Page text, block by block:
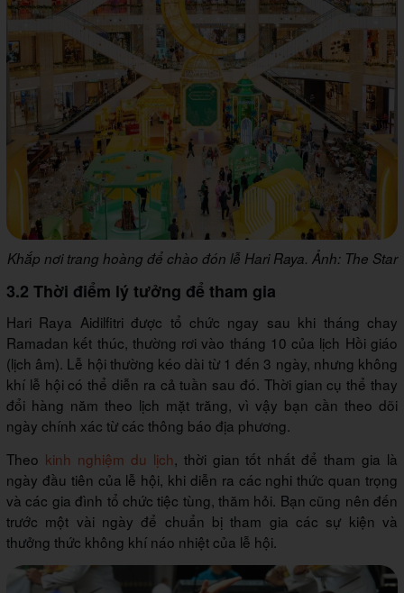
Khắp nơi trang hoàng để chào đón lễ Hari Raya. Ảnh: The Star
3.2 Thời điểm lý tưởng để tham gia
Hari Raya Aidilfitri được tổ chức ngay sau khi tháng chay
Ramadan kết thúc, thường rơi vào tháng 10 của lịch Hồi giáo
(lịch âm). Lễ hội thường kéo dài từ 1 đến 3 ngày, nhưng không
khí lễ hội có thể diễn ra cả tuần sau đó. Thời gian cụ thể thay
đổi hàng năm theo lịch mặt trăng, vì vậy bạn cần theo dõi
ngày chính xác từ các thông báo địa phương.
Theo kinh nghiệm du lịch, thời gian tốt nhất để tham gia là
ngày đầu tiên của lễ hội, khi diễn ra các nghi thức quan trọng
và các gia đình tổ chức tiệc tùng, thăm hỏi. Bạn cũng nên đến
trước một vài ngày để chuẩn bị tham gia các sự kiện và
thưởng thức không khí náo nhiệt của lễ hội.